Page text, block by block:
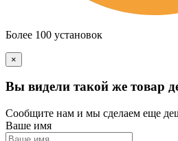
Более 100 установок
×
Вы видели такой же товар
Сообщите нам и мы сделаем еще
Ваше имя